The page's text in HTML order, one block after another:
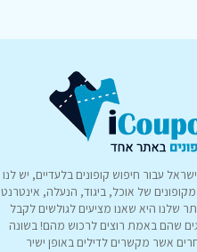
עבור חיפוש קופונים בלעדיים, יש לנו
של אוכל, ביגוד, הנעלה, אינטרנט
שלנו היא שאנו מציעים לגולשים לקבל
שהם באמת רוצים לרכוש מהם! בשונה
אשר מקשרים לדילים באופן ישיר